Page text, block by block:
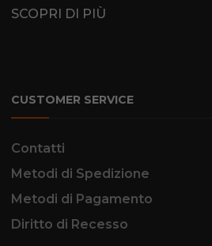
SCOPRI DI PIÙ
CUSTOMER SERVICE
Contatti
Metodi di Spedizione
Metodi di Pagamento
Diritto di Recesso